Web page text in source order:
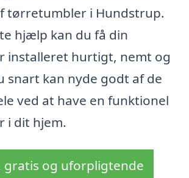
tørretumbler i Hundstrup.
hjælp kan du få din
installeret hurtigt, nemt og
snart kan nyde godt af de
ved at have en funktionel
i dit hjem.
gratis og uforpligtende